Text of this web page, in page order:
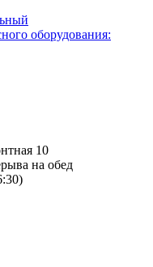
оборудования:
10
на обед